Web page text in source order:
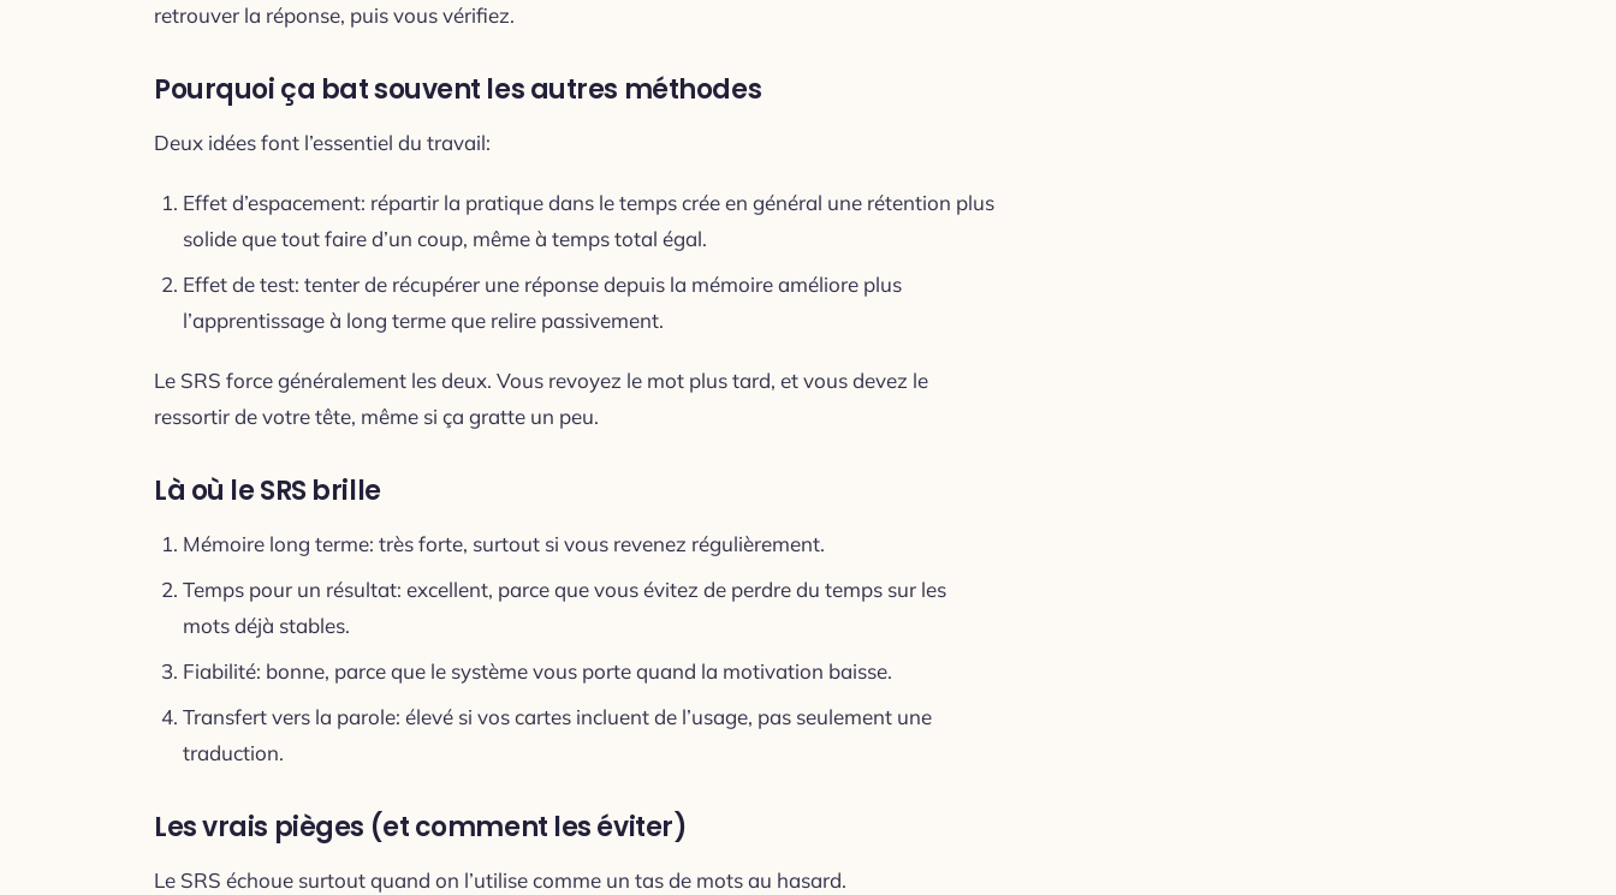
retrouver la réponse, puis vous vérifiez.
Pourquoi ça bat souvent les autres méthodes
Deux idées font l’essentiel du travail:
Effet d’espacement: répartir la pratique dans le temps crée en général une rétention plus
solide que tout faire d’un coup, même à temps total égal.
Effet de test: tenter de récupérer une réponse depuis la mémoire améliore plus
l’apprentissage à long terme que relire passivement.
Le SRS force généralement les deux. Vous revoyez le mot plus tard, et vous devez le
ressortir de votre tête, même si ça gratte un peu.
Là où le SRS brille
Mémoire long terme: très forte, surtout si vous revenez régulièrement.
Temps pour un résultat: excellent, parce que vous évitez de perdre du temps sur les
mots déjà stables.
Fiabilité: bonne, parce que le système vous porte quand la motivation baisse.
Transfert vers la parole: élevé si vos cartes incluent de l’usage, pas seulement une
traduction.
Les vrais pièges (et comment les éviter)
Le SRS échoue surtout quand on l’utilise comme un tas de mots au hasard.